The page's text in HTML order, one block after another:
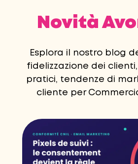
Novità
Esplora il nostro blog
fidelizzazione dei
pratici, tendenze di
cliente per